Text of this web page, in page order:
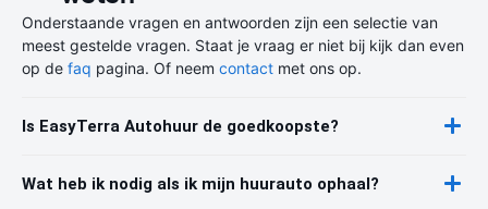
Onderstaande vragen en antwoorden zijn een selectie van
meest gestelde vragen. Staat je vraag er niet bij kijk dan even
op de faq pagina. Of neem contact met ons op.
Is EasyTerra Autohuur de goedkoopste?
Wat heb ik nodig als ik mijn huurauto ophaal?